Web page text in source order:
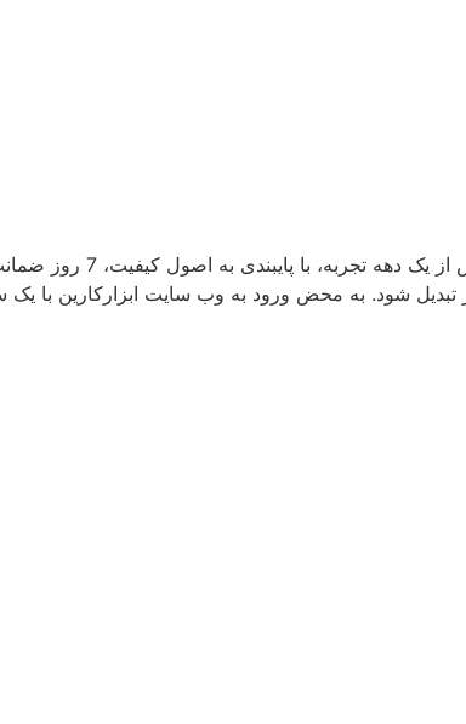
ابزارکارین به عنوان
شود. به محض ورود به وب سایت ابزارکارین با یک